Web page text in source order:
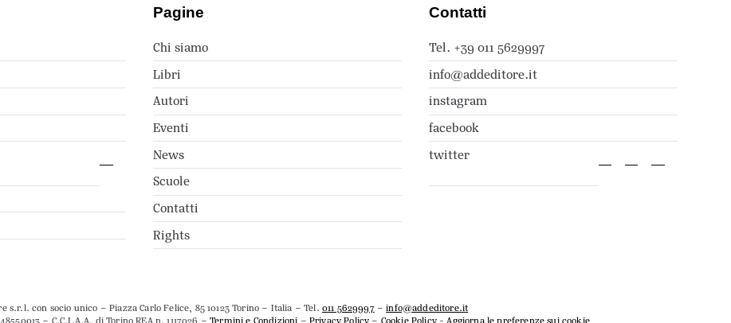
Pagine
Chi siamo
Libri
Autori
Eventi
News
Scuole
Contatti
Rights
Contatti
Tel. +39 011 5629997
info@addeditore.it
instagram
facebook
twitter
s.r.l. con socio unico – Piazza Carlo Felice, 85 10123 Torino – Italia – Tel. 011 5629997–info@addeditore.it